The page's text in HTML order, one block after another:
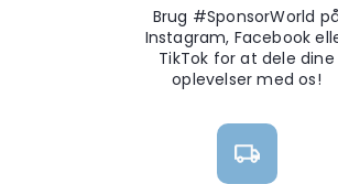
Brug #SponsorWorld på
Instagram, Facebook
TikTok for at dele dine
oplevelser med os!